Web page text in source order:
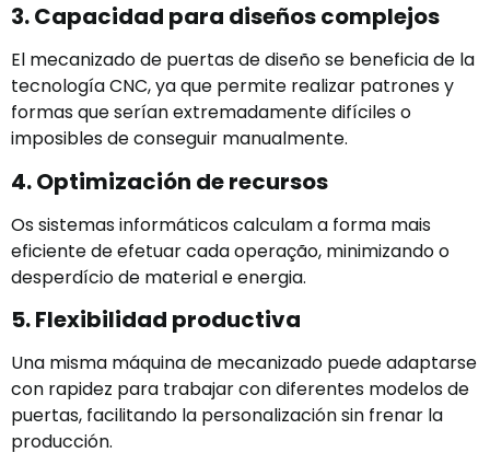
3. Capacidad para diseños complejos
El mecanizado de puertas de diseño se beneficia de la
tecnología CNC, ya que permite realizar patrones y
formas que serían extremadamente difíciles o
imposibles de conseguir manualmente.
4. Optimización de recursos
Os sistemas informáticos calculam a forma mais
eficiente de efetuar cada operação, minimizando o
desperdício de material e energia.
5. Flexibilidad productiva
Una misma máquina de mecanizado puede adaptarse
con rapidez para trabajar con diferentes modelos de
puertas, facilitando la personalización sin frenar la
producción.